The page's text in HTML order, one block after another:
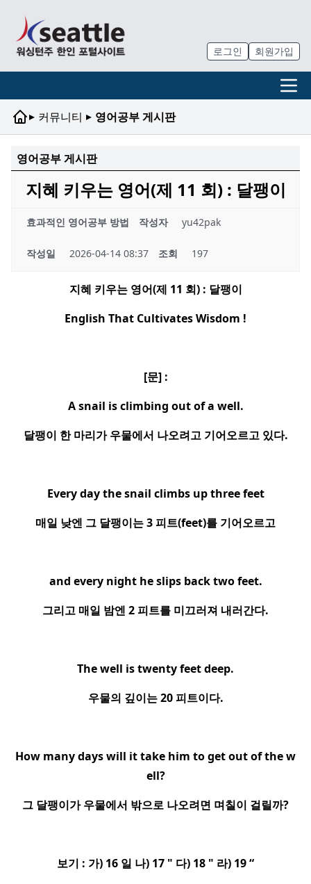
로그인 회원가입
▸ 커뮤니티 ▸ 영어공부 게시판
영어공부 게시판
지혜 키우는 영어(제 11 회) : 달팽이
효과적인 영어공부 방법 작성자 yu42pak
작성일 2026-04-14 08:37 조회 197
지혜 키우는 영어(제 11 회) : 달팽이
English That Cultivates Wisdom !
[문] :
A snail is climbing out of a well.
달팽이 한 마리가 우물에서 나오려고 기어오르고 있다.
Every day the snail climbs up three feet
매일 낮엔 그 달팽이는3피트(feet)를 기어오르고
and every night he slips back two feet.
그리고 매일 밤엔 2피트를 미끄러져 내러간다.
The well is twenty feet deep.
우물의 깊이는20피트이다.
How many days will it take him to get out of the w
ell?
그 달팽이가 우물에서 밖으로 나오려면 며칠이 걸릴까?
보기 : 가) 16 일 나) 17 " 다) 18 " 라) 19 “